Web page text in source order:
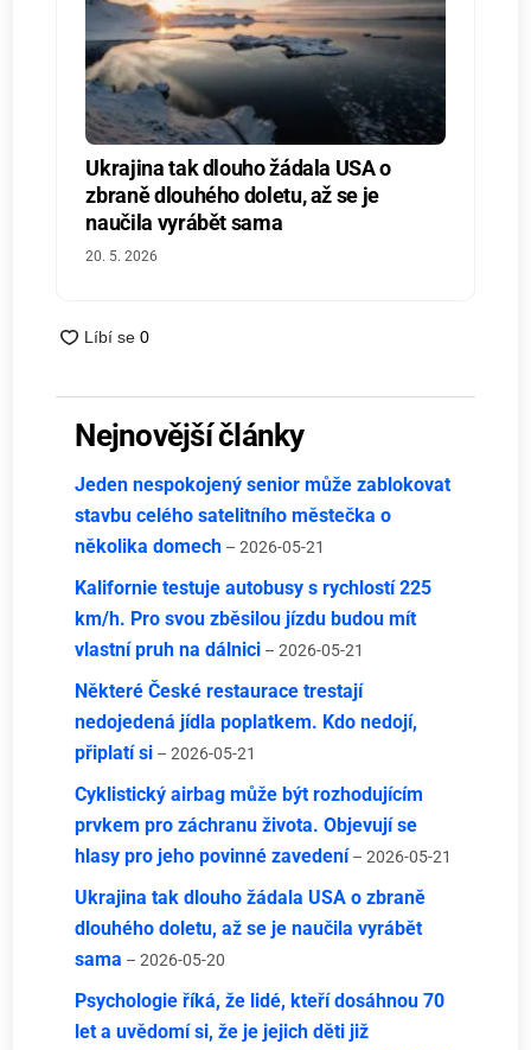
Ukrajina tak dlouho žádala USA o
zbraně dlouhého doletu, až se je
naučila vyrábět sama
20. 5. 2026
Nejnovější články
Jeden nespokojený senior může zablokovat
stavbu celého satelitního městečka o
několika domech – 2026-05-21
Kalifornie testuje autobusy s rychlostí 225
km/h. Pro svou zběsilou jízdu budou mít
vlastní pruh na dálnici – 2026-05-21
Některé České restaurace trestají
nedojedená jídla poplatkem. Kdo nedojí,
připlatí si – 2026-05-21
Cyklistický airbag může být rozhodujícím
prvkem pro záchranu života. Objevují se
hlasy pro jeho povinné zavedení – 2026-05-21
Ukrajina tak dlouho žádala USA o zbraně
dlouhého doletu, až se je naučila vyrábět
sama – 2026-05-20
Psychologie říká, že lidé, kteří dosáhnou 70
let a uvědomí si, že je jejich děti již